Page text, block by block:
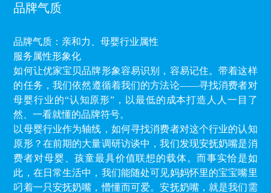
品牌气质
品牌气质：亲和力、母婴行业属性
服务属性形象化
如何让优家宝贝品牌形象容易识别，容易记住。带着这样
的任务，我们依然遵循着我们的方法论——寻找消费者对
母婴行业的“认知原形”，以最低的成本打造人人一目了
然、一看就懂的品牌符号。
以母婴行业作为轴线，如何寻找消费者对这个行业的认知
原形？在前期的大量调研访谈中，我们发现安抚奶嘴是消
费者对母婴、孩童最具价值联想的载体。而事实恰是如
此，在日常生活中，我们能随处可见妈妈怀里的宝宝嘴里
叼着一只安抚奶嘴，懵懂而可爱。安抚奶嘴，就是我们需